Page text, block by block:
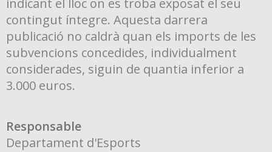
contingut íntegre. Aquesta darrera
publicació no caldrà quan els imports de les
subvencions concedides, individualment
considerades, siguin de quantia inferior a
3.000 euros.
Responsable
Departament d'Esports